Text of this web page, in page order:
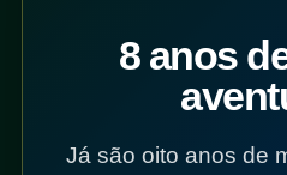
8 anos
Já são oito anos de